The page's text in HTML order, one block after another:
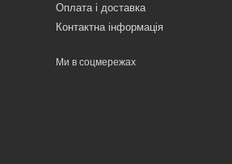
Оплата і доставка
Контактна інформація
Ми в соцмережах